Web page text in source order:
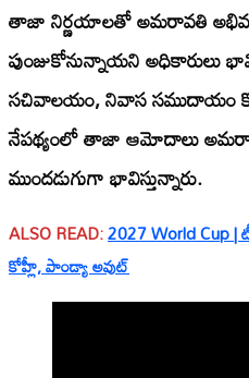
తాజా నిర్ణయాలతో అమరావతి
పుంజుకోనున్నాయని అధికారులు
సచివాలయం, నివాస సముదాయం
నేపథ్యంలో తాజా ఆమోదాలు
ముందడుగుగా భావిస్తున్నారు.
ALSO READ:2027 World Cup
కోహ్లీ, పాండ్యా అవుట్